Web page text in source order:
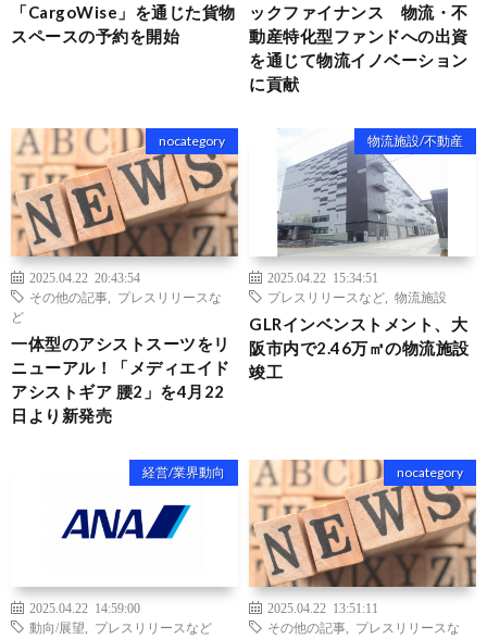
「CargoWise」を通じた貨物
スペースの予約を開始
ックファイナンス 物流・不
動産特化型ファンドへの出資
を通じて物流イノベーション
に貢献
nocategory
2025.04.22 20:43:54
その他の記事
プレスリリースな
ど
一体型のアシストスーツをリ
ニューアル！「メディエイド
アシストギア 腰2」を4月22
日より新発売
物流施設/不動産
2025.04.22 15:34:51
プレスリリースなど
物流施設
GLRインベンストメント、大
阪市内で2.46万㎡の物流施設
竣工
経営/業界動向
2025.04.22 14:59:00
動向/展望
プレスリリースなど
nocategory
2025.04.22 13:51:11
その他の記事
プレスリリースな